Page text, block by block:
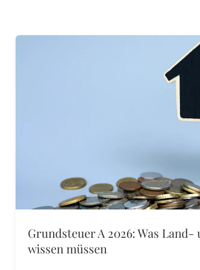
Grundsteuer A 2026: Was
wissen müssen